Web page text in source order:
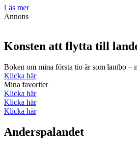
Läs mer
Annons
Konsten att flytta till
Boken om mina första tio år som lantbo –
Klicka här
Mina favoriter
Klicka här
Klicka här
Klicka här
Anderspalandet